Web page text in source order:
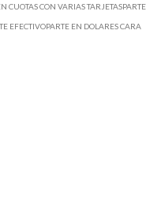
CUOTAS CON VARIAS TARJETASPARTE
EFECTIVOPARTE EN DOLARES CARA